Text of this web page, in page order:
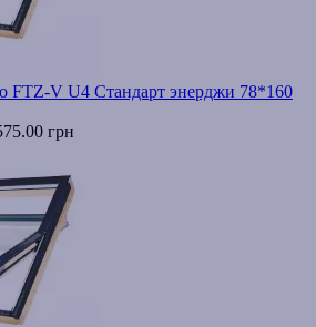
FTZ-V U4 Стандарт энерджи 78*160
грн